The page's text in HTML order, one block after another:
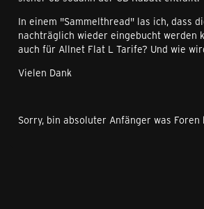
In einem "Sammelthread" las ich, dass
nachträglich wieder eingebucht werden
auch für Allnet Flat L Tarife? Und wie
Vielen Dank
Sorry, bin absoluter Anfänger was